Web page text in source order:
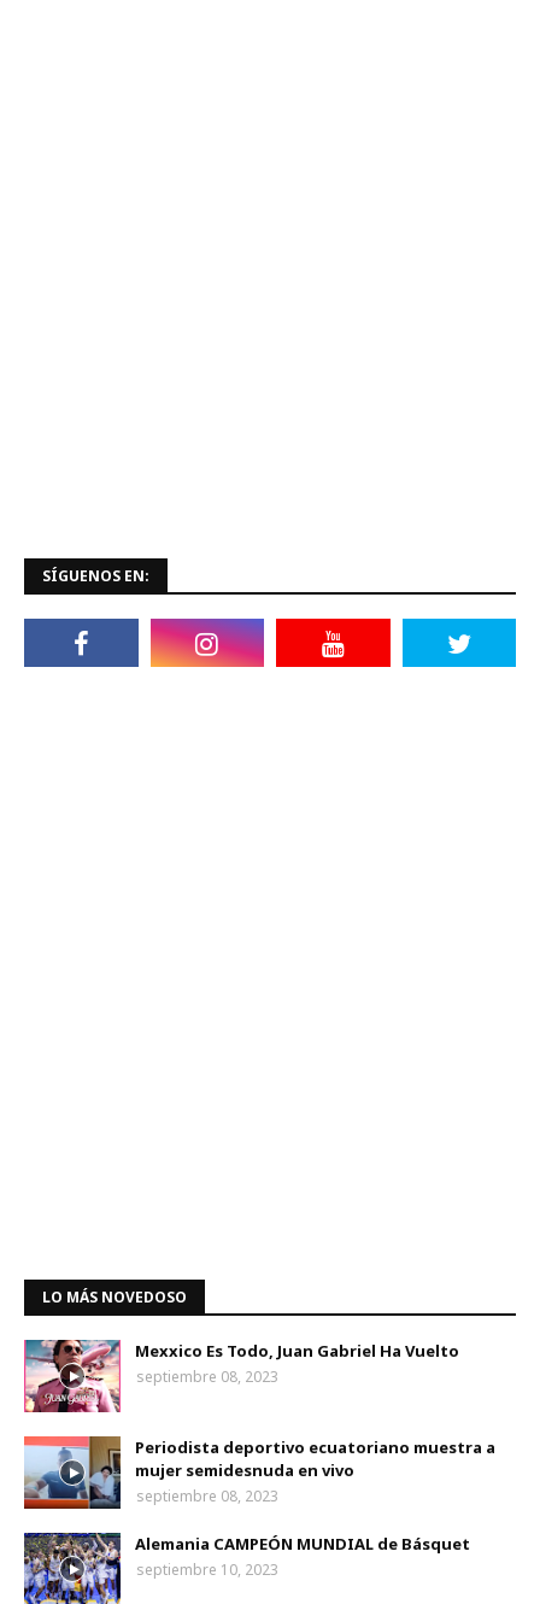
SÍGUENOS EN:
LO MÁS NOVEDOSO
Mexxico Es Todo, Juan Gabriel Ha Vuelto
septiembre 08, 2023
Periodista deportivo ecuatoriano muestra a
mujer semidesnuda en vivo
septiembre 08, 2023
Alemania CAMPEÓN MUNDIAL de Básquet
septiembre 10, 2023